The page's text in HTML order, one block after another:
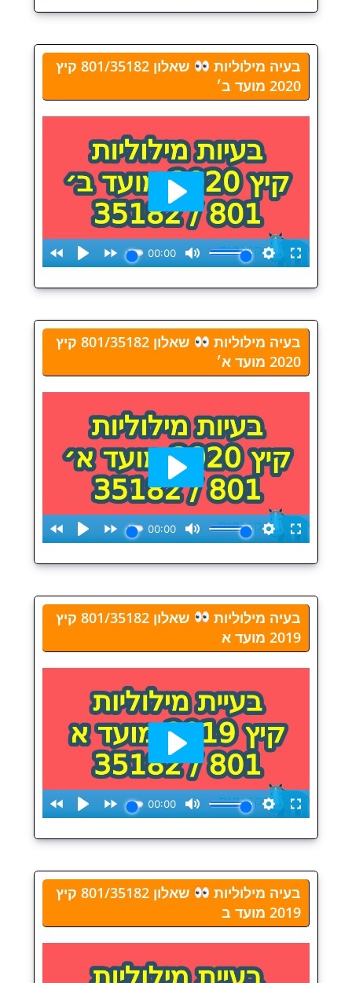
בעיה מילוליות
שאלון 801/35182 קיץ
2020 מועד ב׳
בעיה מילוליות
שאלון 801/35182 קיץ
2020 מועד א׳
בעיה מילוליות
שאלון 801/35182 קיץ
2019 מועד א
בעיה מילוליות
שאלון 801/35182 קיץ
2019 מועד ב